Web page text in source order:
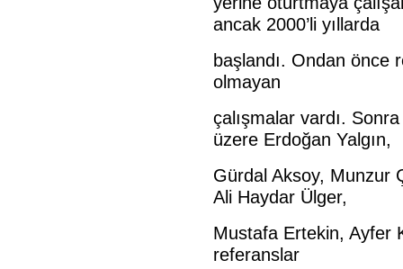
ancak 2000’li yıllarda
başlandı. Ondan önce
olmayan
çalışmalar vardı.
üzere Erdoğan Yalgın,
Gürdal Aksoy, Munzur
Ali Haydar Ülger,
Mustafa Ertekin, Ayfer
referanslar